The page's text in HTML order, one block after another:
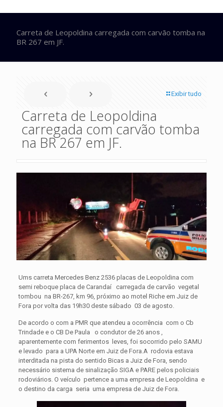
Carreta de Leopoldina carregada com carvão tomba na
BR 267 em JF.
Exibir tudo
Carreta de Leopoldina
carregada com carvão tomba
na BR 267 em JF.
Ums carreta Mercedes Benz 2536 placas de Leopoldina com
semi reboque placa de Carandaí carregada de carvão vegetal
tombou na BR-267, km 96, próximo ao motel Riche em Juiz de
Fora por volta das 19h30 deste sábado 03 de agosto.
De acordo o com a PMR que atendeu a ocorrência com o Cb
Trindade e o CB De Paula o condutor de 26 anos ,
aparentemente com ferimentos leves, foi socorrido pelo SAMU
e levado para a UPA Norte em Juiz de Fora.A rodovia estava
interditada na pista do sentido Bicas a Juiz de Fora, sendo
necessário sistema de sinalização SIGA e PARE pelos policiais
rodoviários. O veículo pertence a uma empresa de Leopoldina e
o destino da carga seria uma empresa de Juiz de Fora.